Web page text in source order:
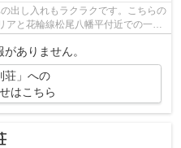
出し入れもラクラクです。こちらの
アと花輪線松尾八幡平付近での一戸
ありません。
荘」への
はこちら